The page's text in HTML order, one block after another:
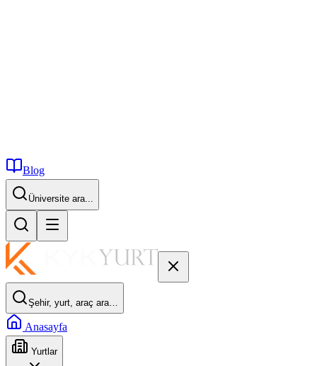
Blog
İstanbul...
Şehir, yurt, araç ara…
Anasayfa
Yurtlar